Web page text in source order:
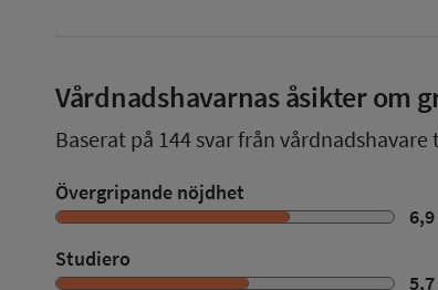
Vårdnadshavarnas åsikter om
Baserat på 144 svar från
Övergripande nöjdhet
6,9
Studiero
5,7